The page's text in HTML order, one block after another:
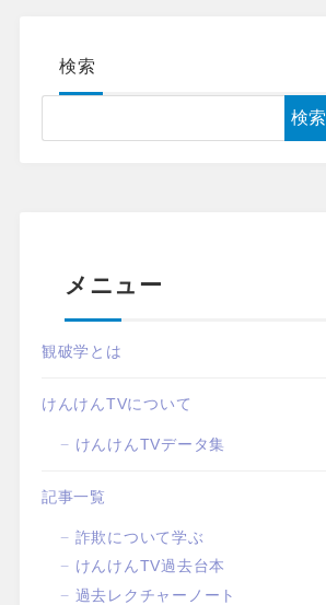
検索
検索
メニュー
観破学とは
けんけんTVについて
けんけんTVデータ集
記事一覧
詐欺について学ぶ
けんけんTV過去台本
過去レクチャーノート